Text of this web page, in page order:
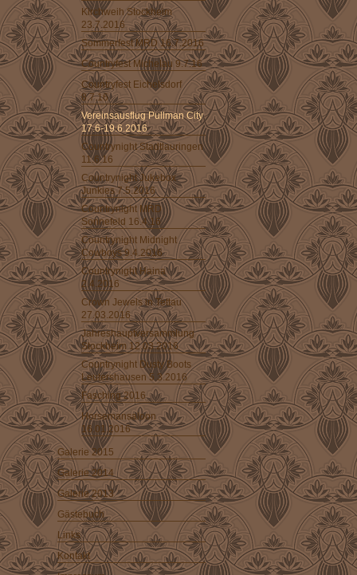
Kirchweih Stockheim
23.7.2016
Sommerfest MRD 16.7.2016
Countryfest Michelau 9.7.16
Countryfest Eichelsdorf
8.7.16
Vereinsausflug Pullman City
17.6-19.6.2016
Countrynight Stadtlauringen
11.6.16
Countrynight Jukebox
Junkies 7.5.2016
Countrynight MRD
Sonnefeld 16.4.16
Countrynight Midnight
Cowboys 9.4.2016
Countrynight Haina
2.4.2016
Crown Jewels in Tettau
27.03.2016
Jahreshauptversammlung
Stockheim 12.03.2016
Countrynight Dusty Boots
Leutershausen 5.3.2016
Fasching 2016
Horsemansaloon
16.01.2016
Galerie 2015
Galerie 2014
Galerie 2013
Gästebuch
Links
Kontakt